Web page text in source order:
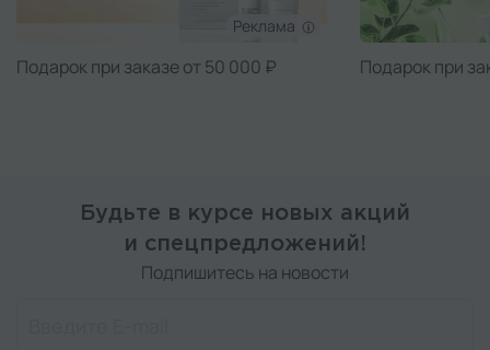
Реклама
Подарок при заказе от 50 000 ₽ Подарок при
Будьте в курсе новых акций
и спецпредложений!
Подпишитесь на новости